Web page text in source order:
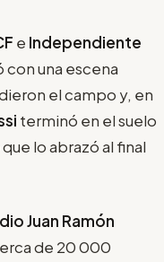
e Independiente
con una escena
el campo y, en
terminó en el suelo
lo abrazó al final
Juan Ramón
de 20 000